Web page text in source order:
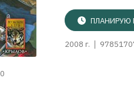
0
ПЛАНИРУЮ
2008 г.